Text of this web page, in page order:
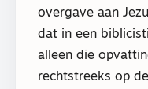
overgave aan
dat in een
alleen die
rechtstreeks op